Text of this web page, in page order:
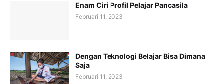
Enam Ciri Profil Pelajar Pancasila
Februari 11, 2023
Dengan Teknologi Belajar Bisa Dimana
Saja
Februari 11, 2023